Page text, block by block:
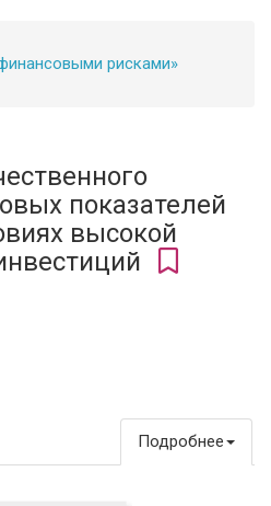
рисками»
показателей
высокой
Подробнее